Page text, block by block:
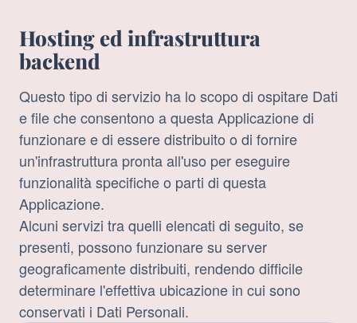
Hosting ed infrastruttura
backend
Questo tipo di servizio ha lo scopo di ospitare Dati
e file che consentono a questa Applicazione di
funzionare e di essere distribuito o di fornire
un'infrastruttura pronta all'uso per eseguire
funzionalità specifiche o parti di questa
Applicazione.
Alcuni servizi tra quelli elencati di seguito, se
presenti, possono funzionare su server
geograficamente distribuiti, rendendo difficile
determinare l'effettiva ubicazione in cui sono
conservati i Dati Personali.